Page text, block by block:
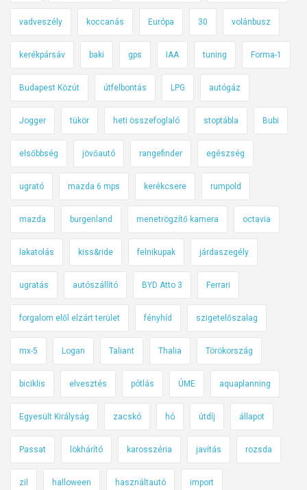
vadveszély koccanás Európa 30 volánbusz
kerékpársáv baki gps IAA tuning Forma-1
Budapest Közút útfelbontás LPG autógáz
Jogger tükör heti összefoglaló stoptábla Bubi
elsőbbség jövőautó rangefinder egészség
ugrató mazda 6 mps kerékcsere rumpold
mazda burgenland menetrögzítő kamera octavia
lakatolás kiss&ride felnikupak járdaszegély
ugratás autószállító BYD Atto 3 Ferrari
forgalom elől elzárt terület fényhíd szigetelőszalag
mx-5 Logan Taliant Thalia Törökország
biciklis elvesztés pótlás ÚME aquaplanning
Egyesült Királyság zacskó hó útdíj állapot
Passat lökhárító karosszéria javítás rozsda
zil halloween használtautó import